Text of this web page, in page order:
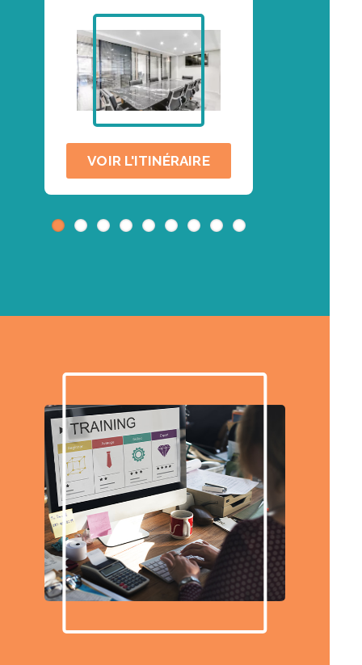
VOIR L'ITINÉRAIRE
VOIR L'ITINÉRAIRE
VOIR L'ITINÉRAIRE
VOIR L'ITINÉRAIRE
VOIR L'ITINÉRAIRE
VOIR L'ITINÉRAIRE
VOIR L'ITINÉRAIRE
VOIR L'ITINÉRAIRE
VOIR L'ITINÉRAIRE